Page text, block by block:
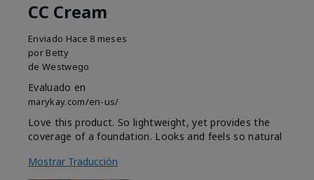
CC Cream
Enviado Hace 8 meses
por Betty
de Westwego
Evaluado en
marykay.com/en-us/
Love this product. So lightweight, yet provides the
coverage of a foundation. Looks and feels so natural
Mostrar Traducción